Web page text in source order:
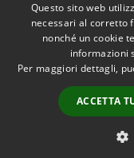
RSS
Accessibilità
Cookie
Mappa del sito
Piano di
Questo sito web
necessari al corretto
nonché un cookie
informazioni
Per maggiori dettagli,
ACCETTA